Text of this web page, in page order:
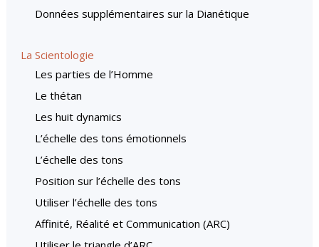
Données supplémentaires sur la Dianétique
La Scientologie
Les parties de l’Homme
Le thétan
Les huit dynamics
L’échelle des tons émotionnels
L’échelle des tons
Position sur l’échelle des tons
Utiliser l’échelle des tons
Affinité, Réalité et Communication (ARC)